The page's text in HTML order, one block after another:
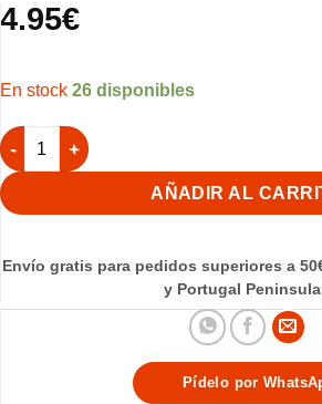
4.95€
26 disponibles
Bebedero Revolution 400cc cantidad
AÑADIR AL
Envío gratis para pedidos superiores a
y Portugal
Pídelo por